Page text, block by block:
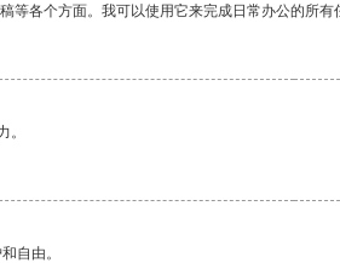
各个方面。我可以使用它来完成日常办公的所有
。
自由。